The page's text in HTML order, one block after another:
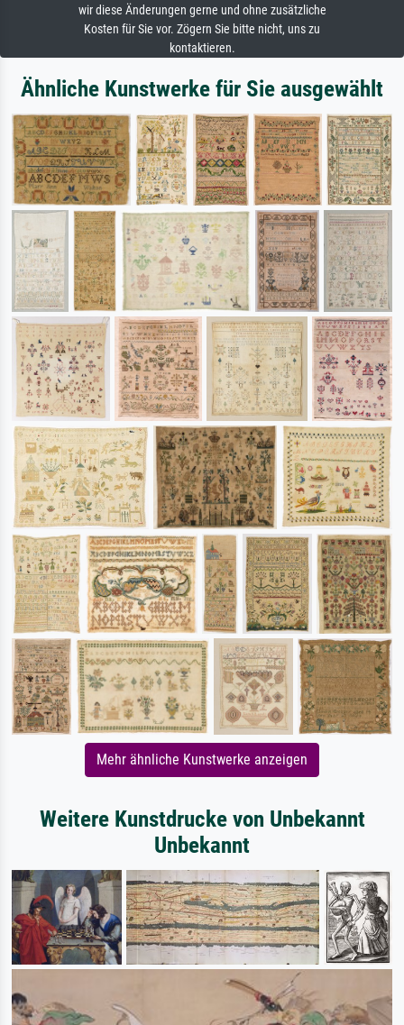
wir diese Änderungen gerne und ohne zusätzliche
Kosten für Sie vor. Zögern Sie bitte nicht, uns zu
kontaktieren.
Ähnliche Kunstwerke für Sie ausgewählt
Mehr ähnliche Kunstwerke anzeigen
Weitere Kunstdrucke von Unbekannt
Unbekannt